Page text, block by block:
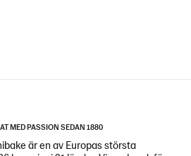
MED PASSION SEDAN 1880
är en av Europas största